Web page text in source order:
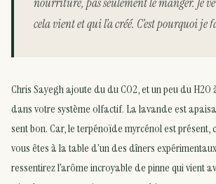
cela vient et qui l’a créé. C’est pourquoi je
Chris Sayegh ajoute du du CO2, et un peu du
dans votre système olfactif. La lavande est
sent bon. Car, le terpénoïde myrcénol est
vous êtes à la table d’un des dîners
ressentirez l’arôme incroyable de pinne qui vient